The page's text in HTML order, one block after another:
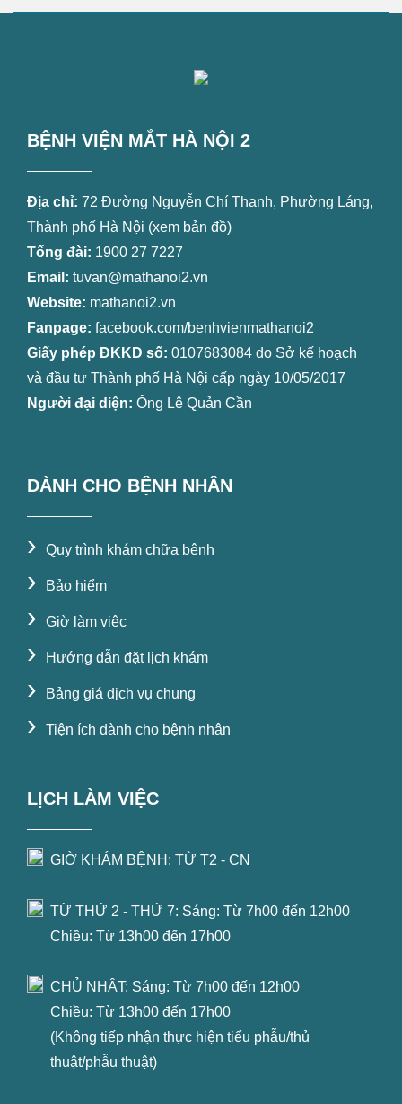
BỆNH VIỆN MẮT HÀ NỘI 2
Địa chỉ: 72 Đường Nguyễn Chí Thanh, Phường Láng,
Thành phố Hà Nội (xem bản đồ)
Tổng đài: 1900 27 7227
Email: tuvan@mathanoi2.vn
Website: mathanoi2.vn
Fanpage: facebook.com/benhvienmathanoi2
Giấy phép ĐKKD số: 0107683084 do Sở kế hoạch
và đầu tư Thành phố Hà Nội cấp ngày 10/05/2017
Người đại diện: Ông Lê Quản Cần
DÀNH CHO BỆNH NHÂN
› Quy trình khám chữa bệnh
› Bảo hiểm
› Giờ làm việc
› Hướng dẫn đặt lịch khám
› Bảng giá dịch vụ chung
› Tiện ích dành cho bệnh nhân
LỊCH LÀM VIỆC
GIỜ KHÁM BỆNH: TỪ T2 - CN
TỪ THỨ 2 - THỨ 7: Sáng: Từ 7h00 đến 12h00
Chiều: Từ 13h00 đến 17h00
CHỦ NHẬT: Sáng: Từ 7h00 đến 12h00
Chiều: Từ 13h00 đến 17h00
(Không tiếp nhận thực hiện tiểu phẫu/thủ
thuật/phẫu thuật)